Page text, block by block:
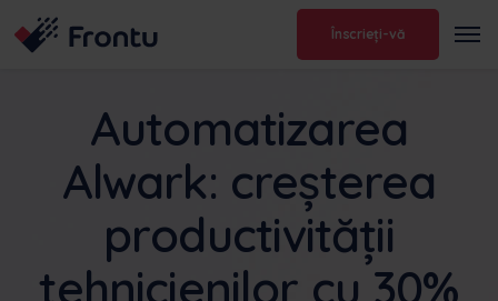
Înscrieți-vă
Automatizarea
Alwark: creșterea
productivității
tehnicienilor cu 30%